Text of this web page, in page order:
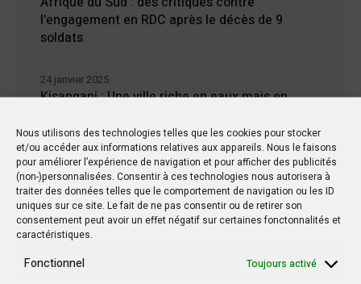
Nous utilisons des technologies telles que les cookies pour stocker
et/ou accéder aux informations relatives aux appareils. Nous le faisons
pour améliorer l’expérience de navigation et pour afficher des publicités
(non-)personnalisées. Consentir à ces technologies nous autorisera à
traiter des données telles que le comportement de navigation ou les ID
uniques sur ce site. Le fait de ne pas consentir ou de retirer son
consentement peut avoir un effet négatif sur certaines fonctonnalités et
caractéristiques.
Fonctionnel Toujours activé
l’engagement en RDC après le décès de 9
soldats
Kisangani : Une ville riche en eaux mais en
24 janvier 2025
Dernière